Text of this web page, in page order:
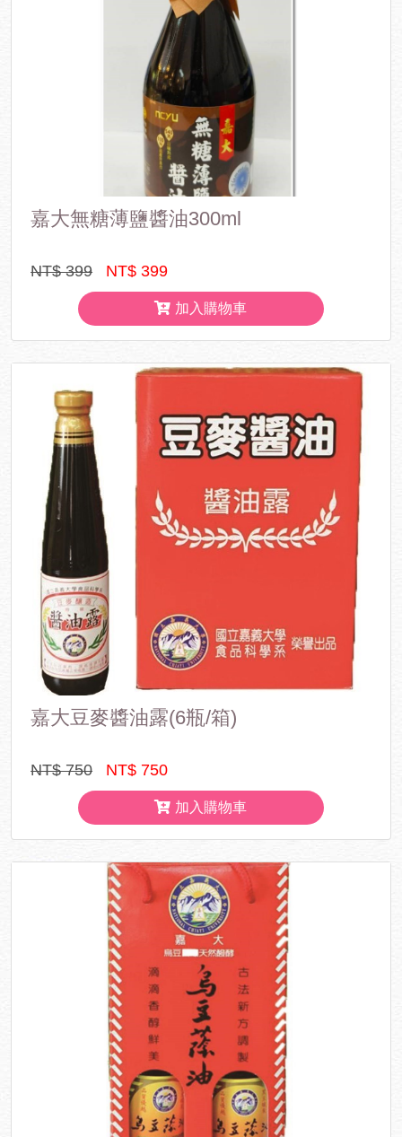
嘉大無糖薄鹽醬油300ml
NT$ 399 NT$ 399
加入購物車
嘉大豆麥醬油露(6瓶/箱)
NT$ 750 NT$ 750
加入購物車